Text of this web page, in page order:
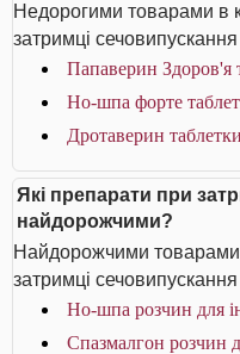
Недорогими товарами в
затримці сечовипускання
Папаверин Здоров'я
Но-шпа форте
Дротаверин
Які препарати при
найдорожчими?
Найдорожчими товарами
затримці
Но-шпа розчин для
Спазмалгон розчин